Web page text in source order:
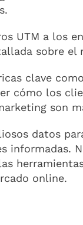
UTM a los
sobre el
clave
cómo los
son
datos
informadas.
online.